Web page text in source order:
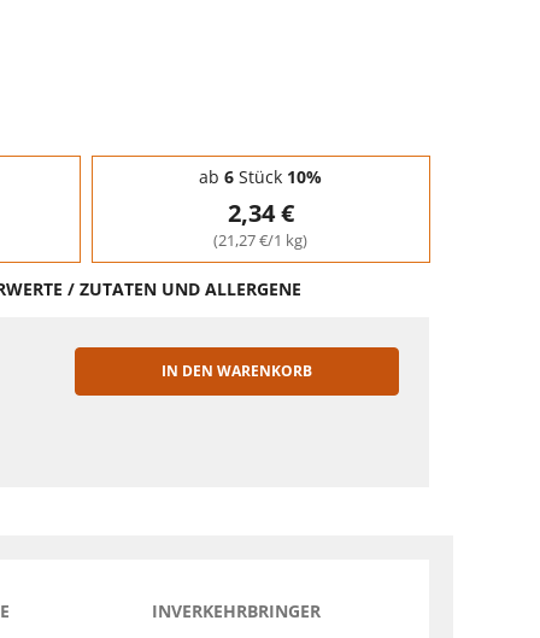
ab 6 Stück 10%
2,34 €
(21,27 €/1 kg)
/ ZUTATEN UND ALLERGENE
IN DEN WARENKORB
INVERKEHRBRINGER